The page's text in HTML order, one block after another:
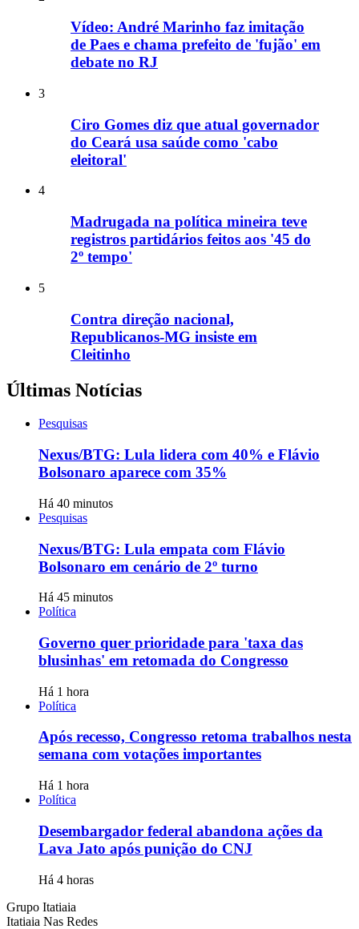
Vídeo: André Marinho faz imitação
de Paes e chama prefeito de 'fujão' em
debate no RJ
3
Ciro Gomes diz que atual governador
do Ceará usa saúde como 'cabo
eleitoral'
4
Madrugada na política mineira teve
registros partidários feitos aos '45 do
2º tempo'
5
Contra direção nacional,
Republicanos-MG insiste em
Cleitinho
Últimas Notícias
Pesquisas
Nexus/BTG: Lula lidera com 40% e Flávio
Bolsonaro aparece com 35%
Há 40 minutos
Pesquisas
Nexus/BTG: Lula empata com Flávio
Bolsonaro em cenário de 2º turno
Há 45 minutos
Política
Governo quer prioridade para 'taxa das
blusinhas' em retomada do Congresso
Há 1 hora
Política
Após recesso, Congresso retoma trabalhos nesta
semana com votações importantes
Há 1 hora
Política
Desembargador federal abandona ações da
Lava Jato após punição do CNJ
Há 4 horas
Grupo Itatiaia
Itatiaia Nas Redes